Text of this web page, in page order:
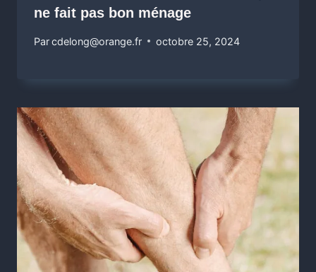
ne fait pas bon ménage
Parcdelong@orange.fr octobre 25, 2024